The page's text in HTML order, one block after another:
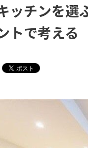
ッチンを選
トで考える